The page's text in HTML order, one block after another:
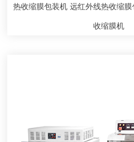
热收缩膜包装机 远红外线热收缩
收缩膜机